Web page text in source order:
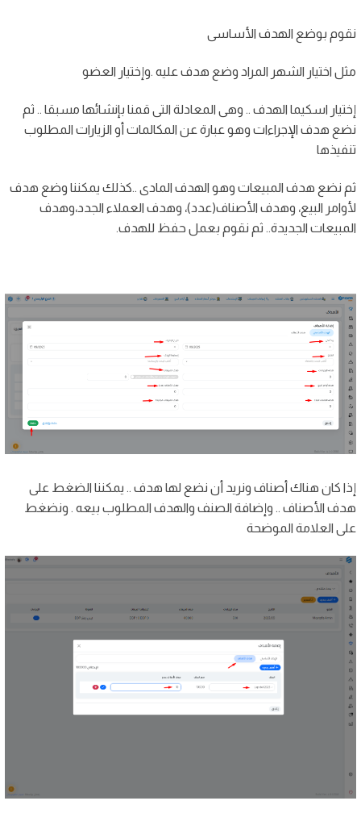
نقوم بوضع الهدف الأساسى
مثل اختيار الشهر المراد وضع هدف عليه .وإختيار العضو
إختيار اسكيما الهدف .. وهى المعادلة التى قمنا بإنشائها مسبقا .. ثم
نضع هدف الإجراءات وهو عبارة عن المكالمات أو الزيارات المطلوب
تنفيذها
ثم نضع هدف المبيعات وهو الهدف المادى ..كذلك يمكننا وضع هدف
لأوامر البيع، وهدف الأصناف(عدد)، وهدف العملاء الجدد،وهدف
المبيعات الجديدة.. ثم نقوم بعمل حفظ للهدف.
إذا كان هناك أصناف ونريد أن نضع لها هدف .. يمكننا الضغط على
هدف الأصناف .. وإضافة الصنف والهدف المطلوب بيعه . ونضغط
على العلامة الموضحة